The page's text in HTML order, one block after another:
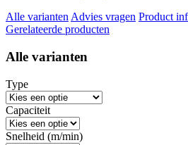
Alle varianten Advies vragen Product
Gerelateerde producten
Alle varianten
Type
Capaciteit
Snelheid (m/min)